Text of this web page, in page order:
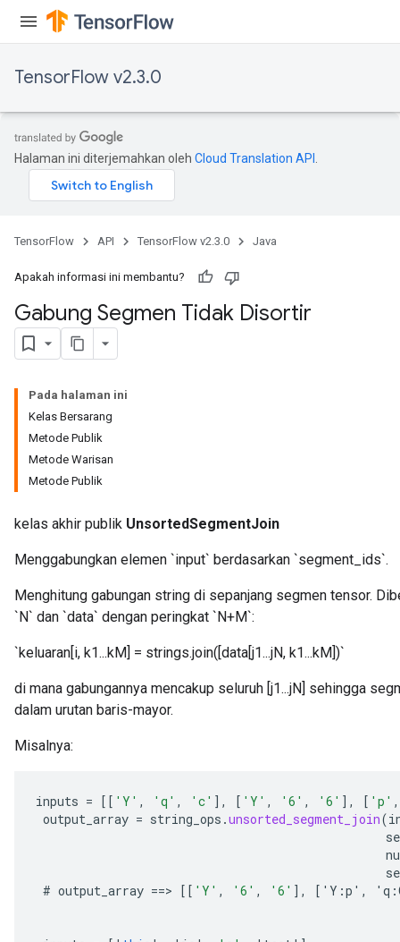
TensorFlow v2.3.0
Halaman ini diterjemahkan oleh Cloud Translation API
TensorFlow API TensorFlow v2.3.0 Java
Apakah informasi ini membantu?
Gabung Segmen Tidak Disortir
Pada halaman ini
Kelas Bersarang
Metode Publik
Metode Warisan
Metode Publik
kelas akhir publik UnsortedSegmentJoin
Menggabungkan elemen `input` berdasarkan `segment_ids`.
Menghitung gabungan string di sepanjang segmen tensor.
`N` dan `data` dengan peringkat `N+M`:
`keluaran[i, k1...kM] = strings.join([data[j1...jN, k1...kM])`
di mana gabungannya mencakup seluruh [j1...jN] sehingga
dalam urutan baris-mayor.
Misalnya:
inputs = [[ 'Y' , 'q' , 'c' ] , [ 'Y' , '6' , '6' ] , [ 'p' ,
output_array = string_ops .unsorted_segment_join(
# output_array ==> [[ 'Y' , '6' , '6' ] , [ ' Y :p ' , ' q :